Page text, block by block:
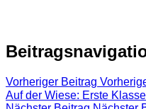
Vorheriger Beitrag
Auf der Wiese: Erste